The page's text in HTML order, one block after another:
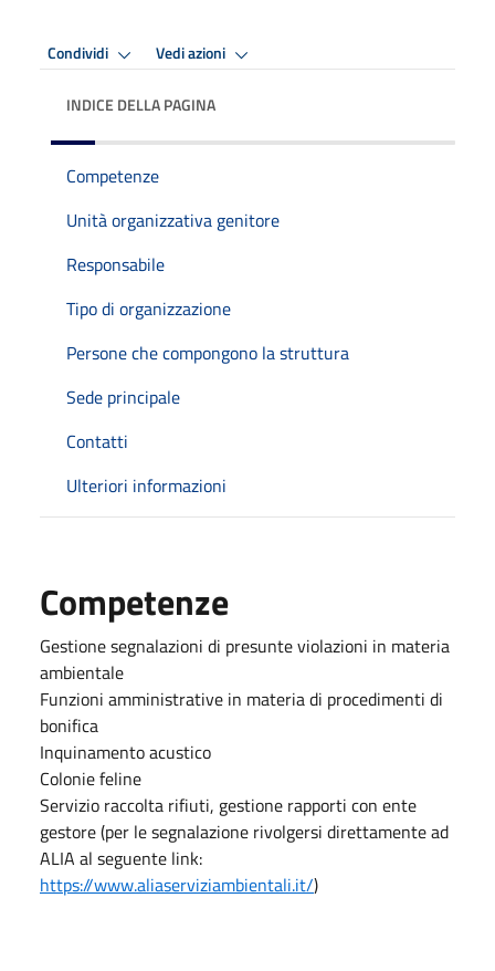
Condividi Vedi azioni
INDICE DELLA PAGINA
Competenze
Unità organizzativa genitore
Responsabile
Tipo di organizzazione
Persone che compongono la struttura
Sede principale
Contatti
Ulteriori informazioni
Competenze
Gestione segnalazioni di presunte violazioni in materia
ambientale
Funzioni amministrative in materia di procedimenti di
bonifica
Inquinamento acustico
Colonie feline
Servizio raccolta rifiuti, gestione rapporti con ente
gestore (per le segnalazione rivolgersi direttamente ad
ALIA al seguente link:
https://www.aliaserviziambientali.it/)